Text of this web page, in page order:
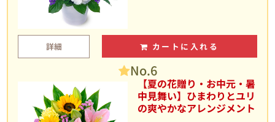
詳細 カートに入れる
No.6
【夏の花贈り・お中元・暑
中見舞い】ひまわりとユリ
の爽やかなアレンジメント